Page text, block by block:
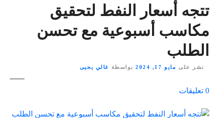
تتجه أسعار النفط لتحقيق
مكاسب أسبوعية مع تحسن
الطلب
نشر على مايو 17, 2024 بواسطة غالي يحيى
0 تعليقات
ى